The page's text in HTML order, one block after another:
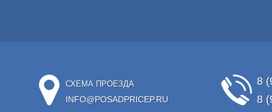
СХЕМА ПРОЕЗДА
INFO@POSADPRICEP.RU
8
8